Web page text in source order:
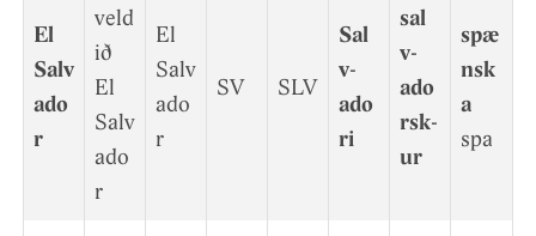
El
Salv
ado
r
veld
ið
El
Salv
ado
r
El
Salv
ado
r
SV SLV
Sal
v­
ado
ri
sal
v­
ado
rsk­
ur
spæ
nsk
a
spa